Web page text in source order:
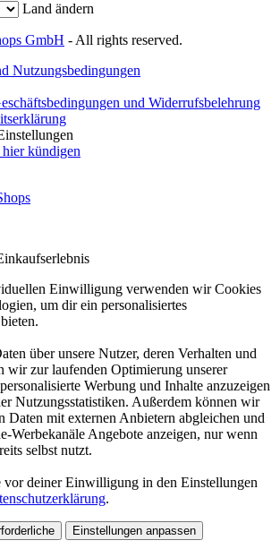
Land ändern
GmbH - All rights reserved.
Nutzungsbedingungen
und Widerrufsbelehrung
kündigen
Einwilligung verwenden wir Cookies
um dir ein personalisiertes
über unsere Nutzer, deren Verhalten und
wir zur laufenden Optimierung unserer
Werbung und Inhalte anzuzeigen
Nutzungsstatistiken. Außerdem können wir
Daten mit externen Anbietern abgleichen und
Werbekanäle Angebote anzeigen, nur wenn
selbst nutzt.
deiner Einwilligung in den Einstellungen
.
Einstellungen anpassen